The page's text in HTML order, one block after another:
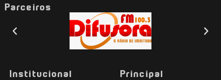
Parceiros
Institucional Principal